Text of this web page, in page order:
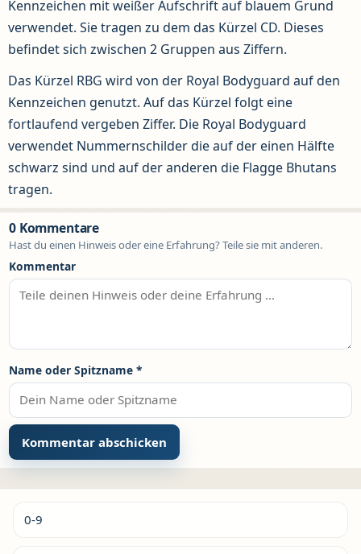
Kennzeichen mit weißer Aufschrift auf blauem Grund
verwendet. Sie tragen zu dem das Kürzel CD. Dieses
befindet sich zwischen 2 Gruppen aus Ziffern.
Das Kürzel RBG wird von der Royal Bodyguard auf den
Kennzeichen genutzt. Auf das Kürzel folgt eine
fortlaufend vergeben Ziffer. Die Royal Bodyguard
verwendet Nummernschilder die auf der einen Hälfte
schwarz sind und auf der anderen die Flagge Bhutans
tragen.
0 Kommentare
Hast du einen Hinweis oder eine Erfahrung? Teile sie mit anderen.
Kommentar
Name oder Spitzname *
0-9